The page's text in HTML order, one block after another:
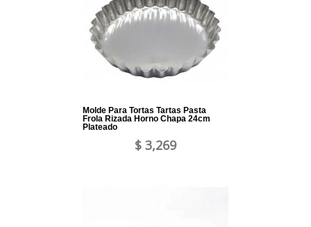
Molde Para Tortas Tartas Pasta
Frola Rizada Horno Chapa 24cm
Plateado
$ 3,269